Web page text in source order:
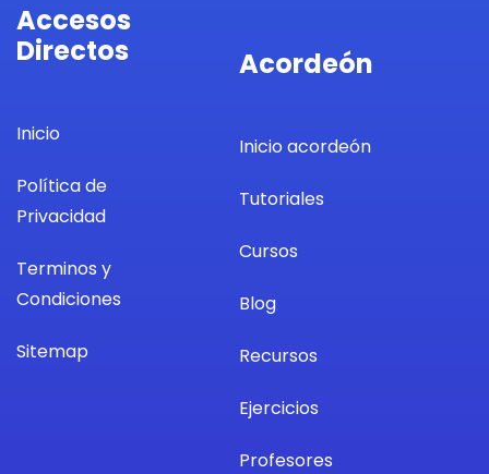
Accesos
Directos
Inicio
Política de
Privacidad
Terminos y
Condiciones
Sitemap
Acordeón
Inicio acordeón
Tutoriales
Cursos
Blog
Recursos
Ejercicios
Profesores